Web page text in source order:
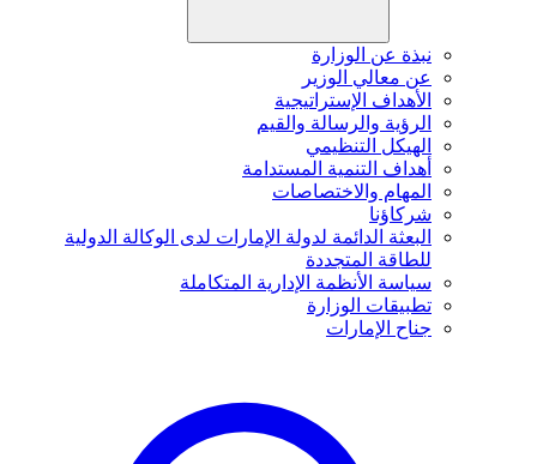
نبذة عن الوزارة
عن معالي الوزير
الأهداف الإستراتيجية
الرؤية والرسالة والقيم
الهيكل التنظيمي
أهداف التنمية المستدامة
المهام والاختصاصات
شركاؤنا
البعثة الدائمة لدولة الإمارات لدى الوكالة الدولية
للطاقة المتجددة
سياسة الأنظمة الإدارية المتكاملة
تطبيقات الوزارة
جناح الإمارات